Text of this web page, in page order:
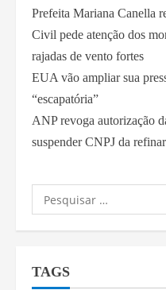
Prefeita Mariana Canella
Civil pede atenção dos
rajadas de vento fortes
EUA vão ampliar sua
“escapatória”
ANP revoga autorização
suspender CNPJ da
TAGS